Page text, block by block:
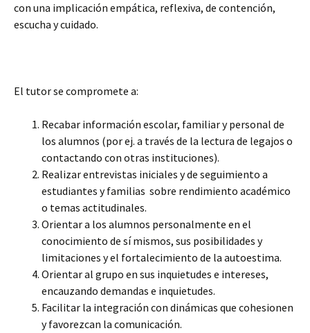
con una implicación empática, reflexiva, de contención,
escucha y cuidado.
El tutor se compromete a:
Recabar información escolar, familiar y personal de
los alumnos (por ej. a través de la lectura de legajos o
contactando con otras instituciones).
Realizar entrevistas iniciales y de seguimiento a
estudiantes y familias sobre rendimiento académico
o temas actitudinales.
Orientar a los alumnos personalmente en el
conocimiento de sí mismos, sus posibilidades y
limitaciones y el fortalecimiento de la autoestima.
Orientar al grupo en sus inquietudes e intereses,
encauzando demandas e inquietudes.
Facilitar la integración con dinámicas que cohesionen
y favorezcan la comunicación.